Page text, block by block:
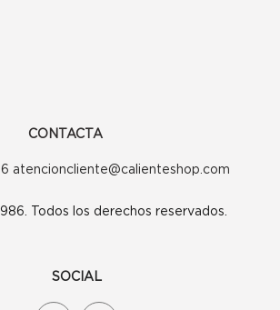
CONTACTA
atencioncliente@calienteshop.com
Todos los derechos reservados.
SOCIAL